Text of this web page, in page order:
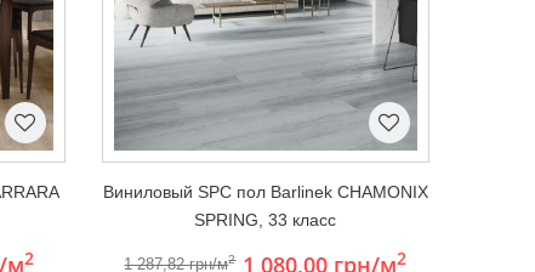
/м2
Виниловый SPC пол Barlinek CHAMONIX
SPRING, 33 класс
1 287,82 грн/м2 1 080,00 грн/м2